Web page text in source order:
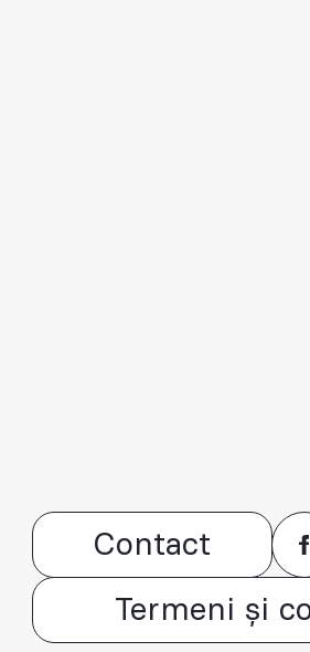
Contact
Termeni și